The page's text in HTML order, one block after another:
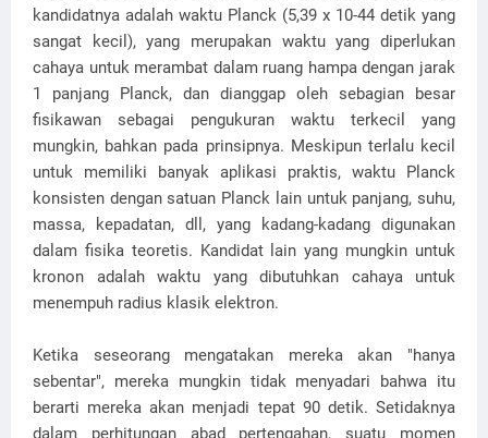
kandidatnya adalah waktu Planck (5,39 x 10-44 detik yang
sangat kecil), yang merupakan waktu yang diperlukan
cahaya untuk merambat dalam ruang hampa dengan jarak
1 panjang Planck, dan dianggap oleh sebagian besar
fisikawan sebagai pengukuran waktu terkecil yang
mungkin, bahkan pada prinsipnya. Meskipun terlalu kecil
untuk memiliki banyak aplikasi praktis, waktu Planck
konsisten dengan satuan Planck lain untuk panjang, suhu,
massa, kepadatan, dll, yang kadang-kadang digunakan
dalam fisika teoretis. Kandidat lain yang mungkin untuk
kronon adalah waktu yang dibutuhkan cahaya untuk
menempuh radius klasik elektron.
Ketika seseorang mengatakan mereka akan "hanya
sebentar", mereka mungkin tidak menyadari bahwa itu
berarti mereka akan menjadi tepat 90 detik. Setidaknya
dalam perhitungan abad pertengahan, suatu momen